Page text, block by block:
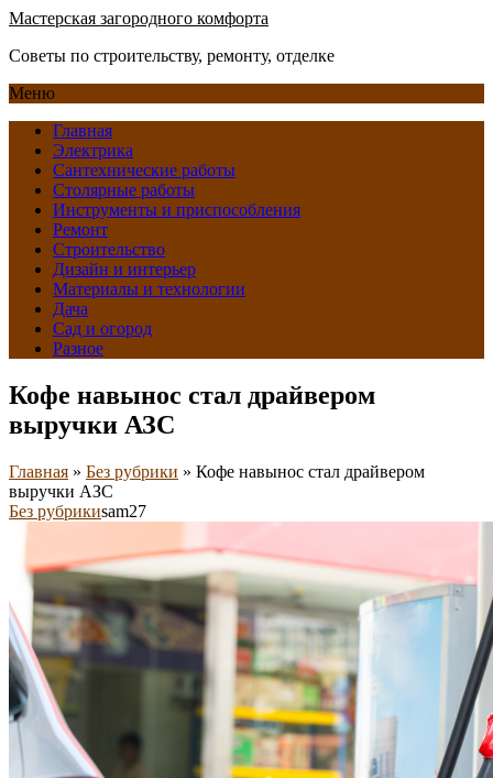
Мастерская загородного комфорта
Советы по строительству, ремонту, отделке
Меню
Главная
Электрика
Сантехнические работы
Столярные работы
Инструменты и приспособления
Ремонт
Строительство
Дизайн и интерьер
Материалы и технологии
Дача
Сад и огород
Разное
Кофе навынос стал драйвером
выручки АЗС
Главная » Без рубрики » Кофе навынос стал драйвером
выручки АЗС
Без рубрикиsam27